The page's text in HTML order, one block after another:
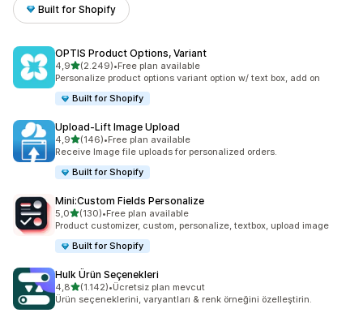
Built for Shopify
OPTIS Product Options, Variant
4,95 yıldız üzerinden
(2.249)
toplam 2249 değerlendirme
•Free plan available
Personalize product options variant option w/ text box, add on
Built for Shopify
Upload‑Lift Image Upload
4,95 yıldız üzerinden
(146)
toplam 146 değerlendirme
•Free plan available
Receive Image file uploads for personalized orders.
Built for Shopify
Mini:Custom Fields Personalize
5,05 yıldız üzerinden
(130)
toplam 130 değerlendirme
•Free plan available
Product customizer, custom, personalize, textbox, upload image
Built for Shopify
Hulk Ürün Seçenekleri
4,85 yıldız üzerinden
(1.142)
toplam 1142 değerlendirme
•Ücretsiz plan mevcut
Ürün seçeneklerini, varyantları & renk örneğini özelleştirin.